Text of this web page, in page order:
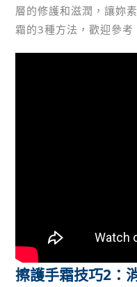
層的修護和滋潤，讓妳
霜的3種方法，歡迎參考
擦護手霜技巧2：